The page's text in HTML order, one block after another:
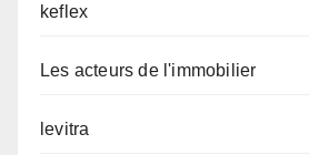
keflex
Les acteurs de l'immobilier
levitra